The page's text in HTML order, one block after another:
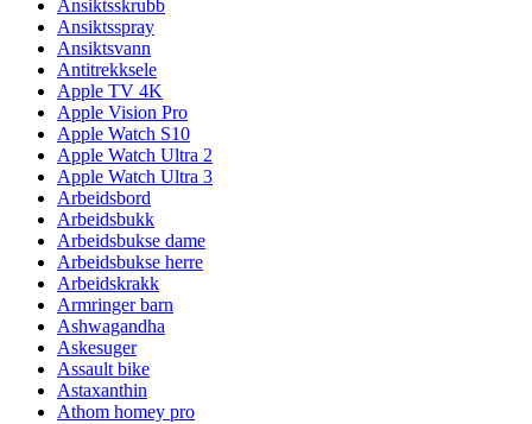
Ansiktsskrubb
Ansiktsspray
Ansiktsvann
Antitrekksele
Apple TV 4K
Apple Vision Pro
Apple Watch S10
Apple Watch Ultra 2
Apple Watch Ultra 3
Arbeidsbord
Arbeidsbukk
Arbeidsbukse dame
Arbeidsbukse herre
Arbeidskrakk
Armringer barn
Ashwagandha
Askesuger
Assault bike
Astaxanthin
Athom homey pro